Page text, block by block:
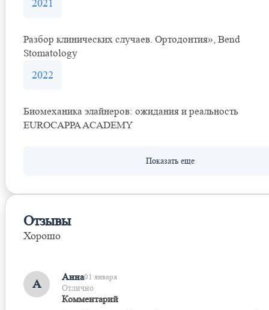
2021
Разбор клинических случаев. Ортодонтия», Bend
Stomatology
2022
Биомеханика элайнеров: ожидания и реальность
EUROCAPPA ACADEMY
Отзывы
Хорошо
А
Анна01 января
Отлично
Комментарий